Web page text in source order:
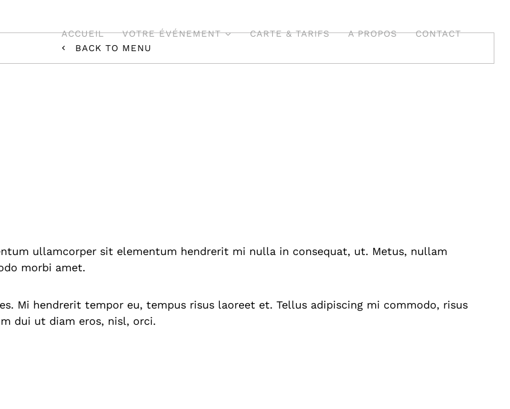
ACCUEIL VOTRE ÉVÉNEMENT CARTE & TARIFS A PROPOS
CONTACT
BACK TO MENU
ullamcorper sit elementum hendrerit mi nulla in consequat, ut. Metus, nullam
morbi amet.
Mi hendrerit tempor eu, tempus risus laoreet et. Tellus adipiscing mi commodo, risus
dui ut diam eros, nisl, orci.